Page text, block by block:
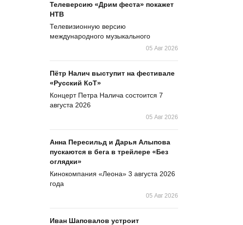
Телеверсию «Дрим феста» покажет
НТВ
Телевизионную версию
международного музыкального
05 Авг 2026
Пётр Налич выступит на фестивале
«Русский КоТ»
Концерт Петра Налича состоится 7
августа 2026
05 Авг 2026
Анна Пересильд и Дарья Алыпова
пускаются в бега в трейлере «Без
оглядки»
Кинокомпания «Леона» 3 августа 2026
года
05 Авг 2026
Иван Шаповалов устроит